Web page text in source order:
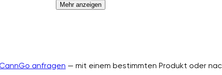
Mehr anzeigen
anfragen — mit einem bestimmten Produkt oder